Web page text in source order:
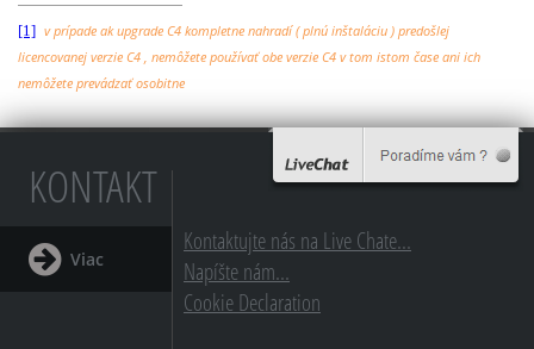
[1] v prípade ak upgrade C4 kompletne nahradí ( plnú inštaláciu ) predošlej
licencovanej verzie C4 , nemôžete používať obe verzie C4 v tom istom čase ani ich
nemôžete prevádzať osobitne
KONTAKT
Viac
Kontaktujte nás na Live Chate...
Napíšte nám...
Cookie Declaration